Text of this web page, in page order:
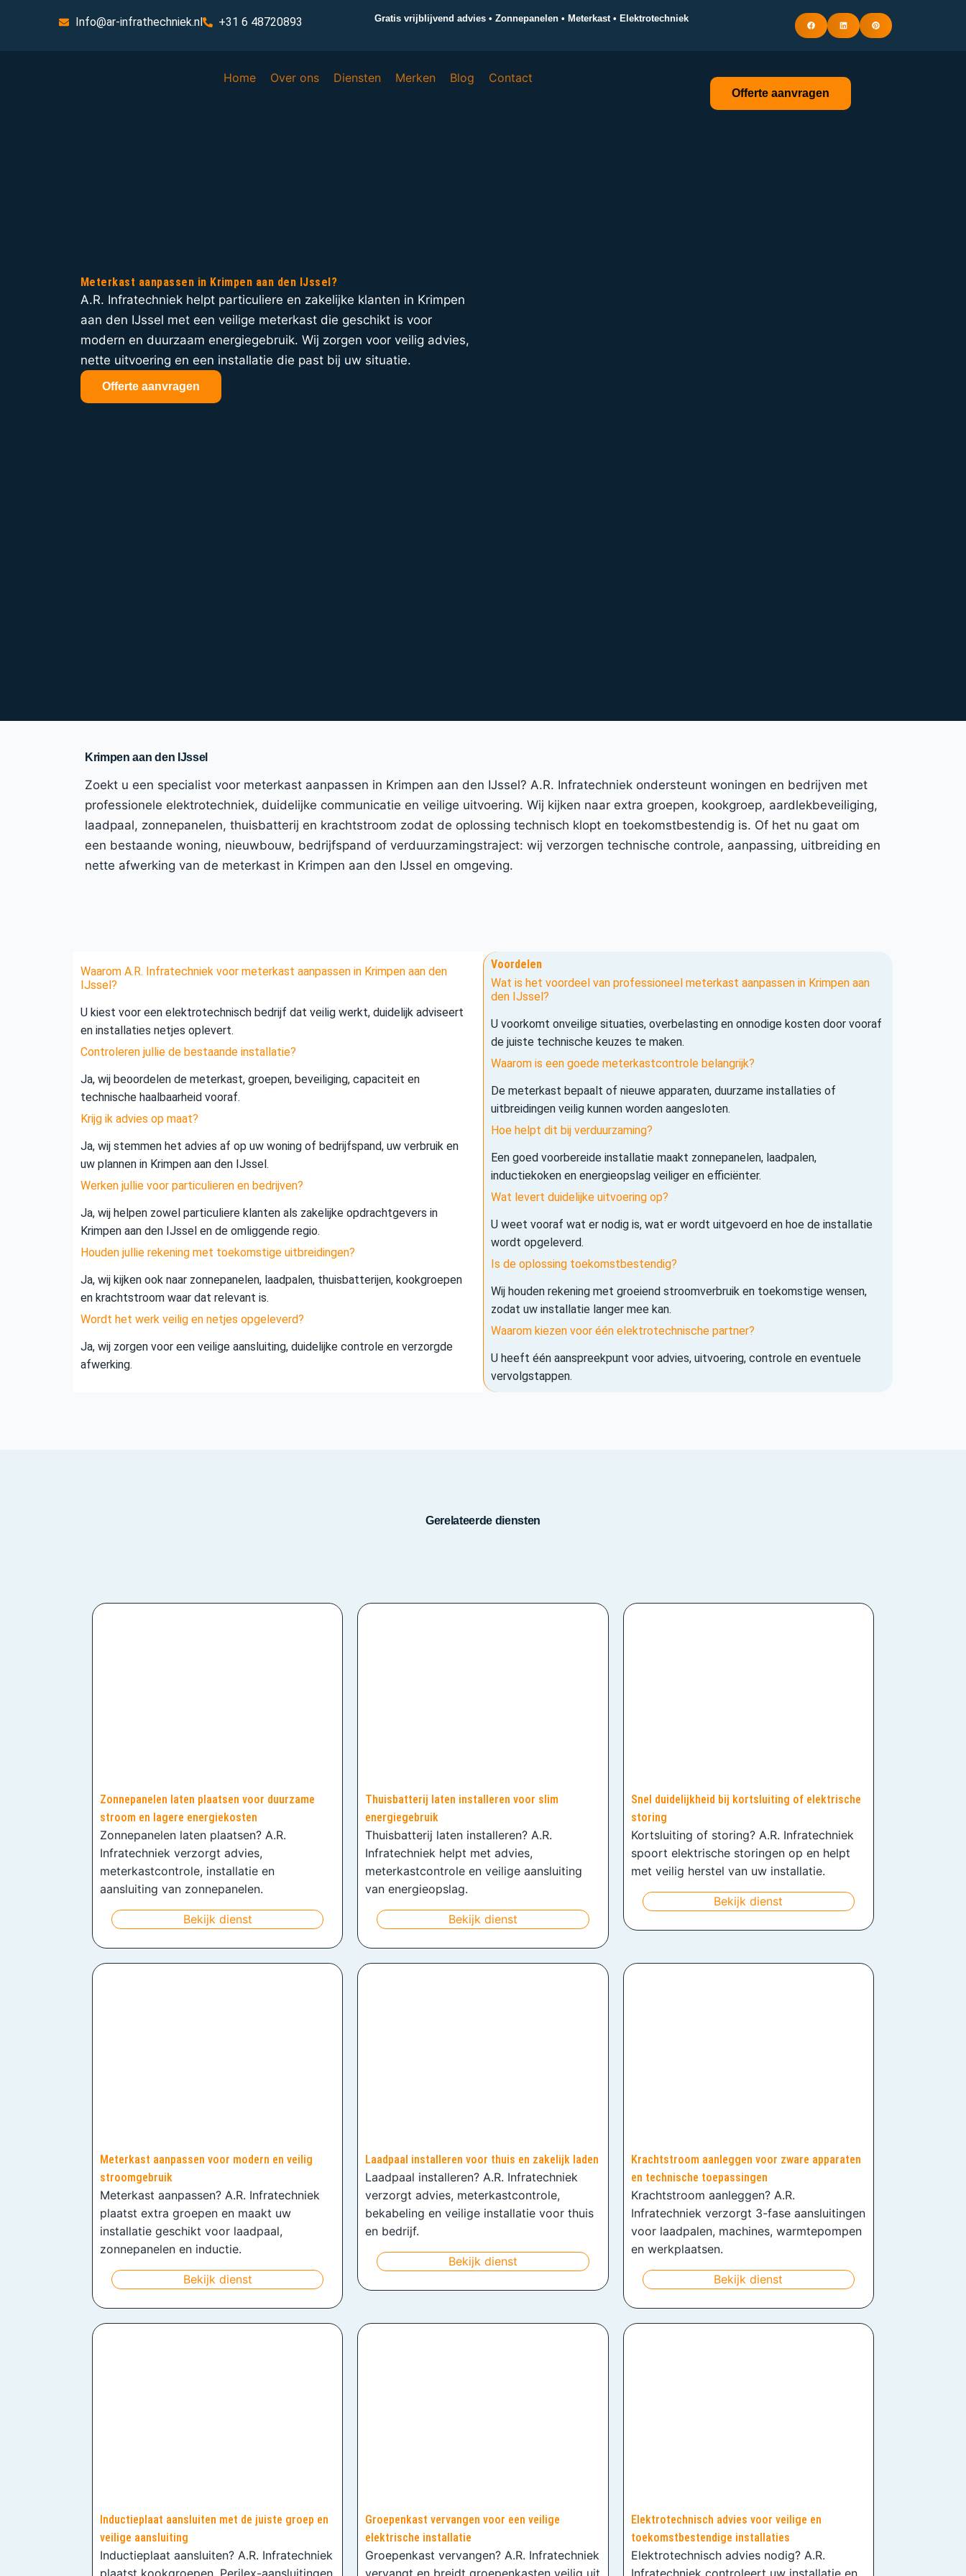
Info@ar-infrathechniek.nl +31 6 48720893 Gratis vrijblijvend advies • Zonnepanelen • Meterkast • Elektrotechniek
Home Over ons Diensten Merken Blog Contact
Offerte aanvragen
Meterkast aanpassen in Krimpen aan den IJssel?
A.R. Infratechniek helpt particuliere en zakelijke klanten in Krimpen
aan den IJssel met een veilige meterkast die geschikt is voor
modern en duurzaam energiegebruik. Wij zorgen voor veilig advies,
nette uitvoering en een installatie die past bij uw situatie.
Offerte aanvragen
Krimpen aan den IJssel
Zoekt u een specialist voor meterkast aanpassen in Krimpen aan den IJssel? A.R. Infratechniek ondersteunt woningen en bedrijven met
professionele elektrotechniek, duidelijke communicatie en veilige uitvoering. Wij kijken naar extra groepen, kookgroep, aardlekbeveiliging,
laadpaal, zonnepanelen, thuisbatterij en krachtstroom zodat de oplossing technisch klopt en toekomstbestendig is. Of het nu gaat om
een bestaande woning, nieuwbouw, bedrijfspand of verduurzamingstraject: wij verzorgen technische controle, aanpassing, uitbreiding en
nette afwerking van de meterkast in Krimpen aan den IJssel en omgeving.
Waarom A.R. Infratechniek voor meterkast aanpassen in Krimpen aan den
IJssel?
U kiest voor een elektrotechnisch bedrijf dat veilig werkt, duidelijk adviseert
en installaties netjes oplevert.
Controleren jullie de bestaande installatie?
Ja, wij beoordelen de meterkast, groepen, beveiliging, capaciteit en
technische haalbaarheid vooraf.
Krijg ik advies op maat?
Ja, wij stemmen het advies af op uw woning of bedrijfspand, uw verbruik en
uw plannen in Krimpen aan den IJssel.
Werken jullie voor particulieren en bedrijven?
Ja, wij helpen zowel particuliere klanten als zakelijke opdrachtgevers in
Krimpen aan den IJssel en de omliggende regio.
Houden jullie rekening met toekomstige uitbreidingen?
Ja, wij kijken ook naar zonnepanelen, laadpalen, thuisbatterijen, kookgroepen
en krachtstroom waar dat relevant is.
Wordt het werk veilig en netjes opgeleverd?
Ja, wij zorgen voor een veilige aansluiting, duidelijke controle en verzorgde
afwerking.
Voordelen
Wat is het voordeel van professioneel meterkast aanpassen in Krimpen aan
den IJssel?
U voorkomt onveilige situaties, overbelasting en onnodige kosten door vooraf
de juiste technische keuzes te maken.
Waarom is een goede meterkastcontrole belangrijk?
De meterkast bepaalt of nieuwe apparaten, duurzame installaties of
uitbreidingen veilig kunnen worden aangesloten.
Hoe helpt dit bij verduurzaming?
Een goed voorbereide installatie maakt zonnepanelen, laadpalen,
inductiekoken en energieopslag veiliger en efficiënter.
Wat levert duidelijke uitvoering op?
U weet vooraf wat er nodig is, wat er wordt uitgevoerd en hoe de installatie
wordt opgeleverd.
Is de oplossing toekomstbestendig?
Wij houden rekening met groeiend stroomverbruik en toekomstige wensen,
zodat uw installatie langer mee kan.
Waarom kiezen voor één elektrotechnische partner?
U heeft één aanspreekpunt voor advies, uitvoering, controle en eventuele
vervolgstappen.
Gerelateerde diensten
Zonnepanelen laten plaatsen voor duurzame
stroom en lagere energiekosten
Zonnepanelen laten plaatsen? A.R.
Infratechniek verzorgt advies,
meterkastcontrole, installatie en
aansluiting van zonnepanelen.
Bekijk dienst
Thuisbatterij laten installeren voor slim
energiegebruik
Thuisbatterij laten installeren? A.R.
Infratechniek helpt met advies,
meterkastcontrole en veilige aansluiting
van energieopslag.
Bekijk dienst
Snel duidelijkheid bij kortsluiting of elektrische
storing
Kortsluiting of storing? A.R. Infratechniek
spoort elektrische storingen op en helpt
met veilig herstel van uw installatie.
Bekijk dienst
Meterkast aanpassen voor modern en veilig
stroomgebruik
Meterkast aanpassen? A.R. Infratechniek
plaatst extra groepen en maakt uw
installatie geschikt voor laadpaal,
zonnepanelen en inductie.
Bekijk dienst
Laadpaal installeren voor thuis en zakelijk laden
Laadpaal installeren? A.R. Infratechniek
verzorgt advies, meterkastcontrole,
bekabeling en veilige installatie voor thuis
en bedrijf.
Bekijk dienst
Krachtstroom aanleggen voor zware apparaten
en technische toepassingen
Krachtstroom aanleggen? A.R.
Infratechniek verzorgt 3-fase aansluitingen
voor laadpalen, machines, warmtepompen
en werkplaatsen.
Bekijk dienst
Inductieplaat aansluiten met de juiste groep en
veilige aansluiting
Inductieplaat aansluiten? A.R. Infratechniek
Groepenkast vervangen voor een veilige
elektrische installatie
Groepenkast vervangen? A.R. Infratechniek
Elektrotechnisch advies voor veilige en
toekomstbestendige installaties
Elektrotechnisch advies nodig? A.R.